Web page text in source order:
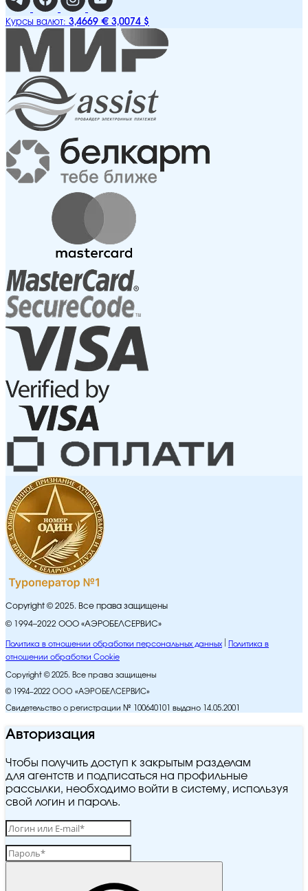
Курсы валют: 3,4669 € 3,0074 $
Copyright © 2025. Все права защищены
© 1994–2022 ООО «АЭРОБЕЛСЕРВИС»
Политика в отношении обработки персональных данных
Политика в
отношении обработки Cookie
Copyright © 2025. Все права защищены
© 1994–2022 ООО «АЭРОБЕЛСЕРВИС»
Свидетельство о регистрации № 100640101 выдано 14.05.2001
Авторизация
Чтобы получить доступ к закрытым разделам
для агентств и подписаться на профильные
рассылки, необходимо войти в систему, используя
свой логин и пароль.